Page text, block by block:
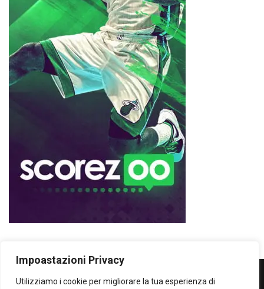
Impoastazioni Privacy
Utilizziamo i cookie per migliorare la tua esperienza di